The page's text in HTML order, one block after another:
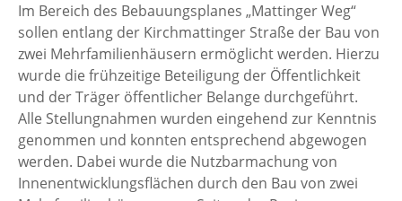
Im Bereich des Bebauungsplanes „Mattinger Weg“
sollen entlang der Kirchmattinger Straße der Bau von
zwei Mehrfamilienhäusern ermöglicht werden. Hierzu
wurde die frühzeitige Beteiligung der Öffentlichkeit
und der Träger öffentlicher Belange durchgeführt.
Alle Stellungnahmen wurden eingehend zur Kenntnis
genommen und konnten entsprechend abgewogen
werden. Dabei wurde die Nutzbarmachung von
Innenentwicklungsflächen durch den Bau von zwei